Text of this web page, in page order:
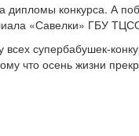
дипломы конкурса. А
«Савелки» ГБУ
всех супербабушек-
что осень жизни